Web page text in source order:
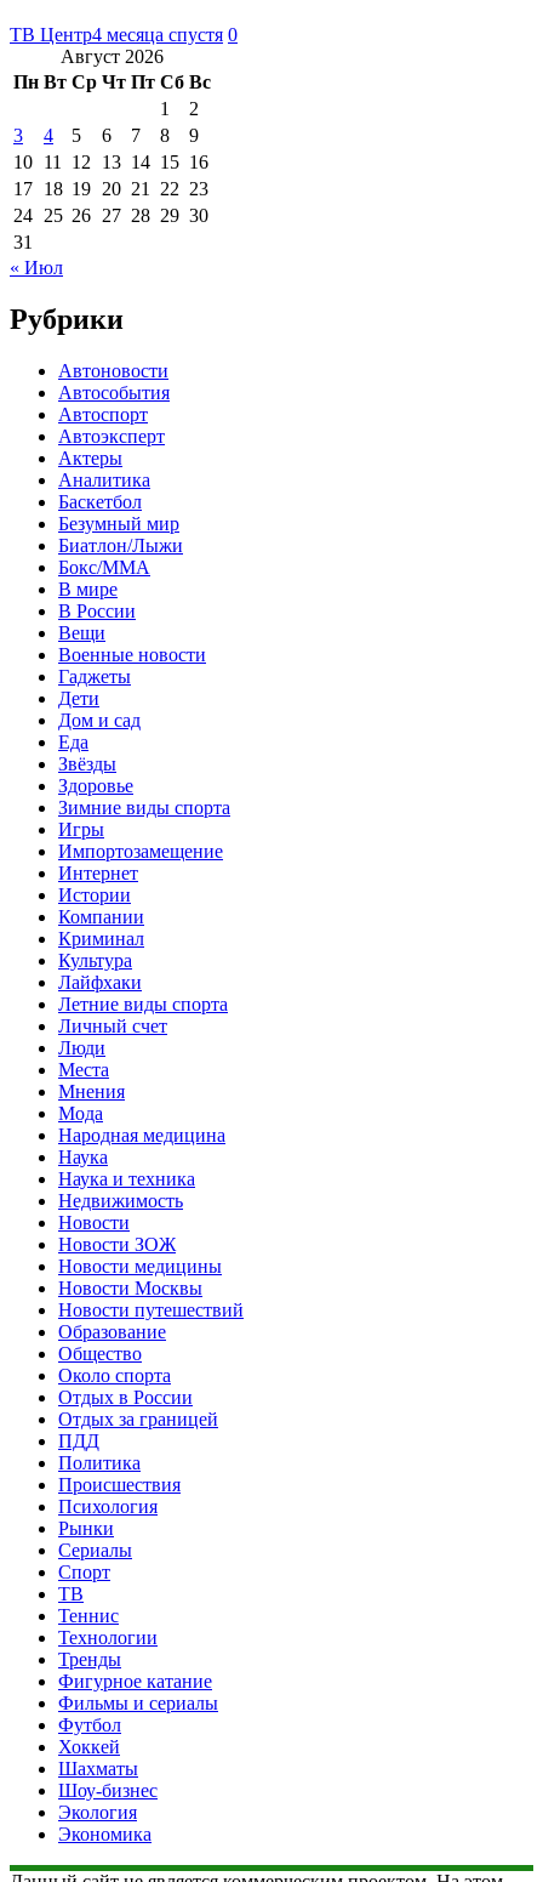
ТВ Центр4 месяца спустя 0
Август 2026
Пн Вт Ср Чт Пт Сб Вс
1
2
3
4 5 6 7 8
9
10 11 12 13 14 15 16
17 18 19 20 21 22 23
24 25 26 27 28 29 30
31
« Июл
Рубрики
Автоновости
Автособытия
Автоспорт
Автоэксперт
Актеры
Аналитика
Баскетбол
Безумный мир
Биатлон/Лыжи
Бокс/MMA
В мире
В России
Вещи
Военные новости
Гаджеты
Дети
Дом и сад
Еда
Звёзды
Здоровье
Зимние виды спорта
Игры
Импортозамещение
Интернет
Истории
Компании
Криминал
Культура
Лайфхаки
Летние виды спорта
Личный счет
Люди
Места
Мнения
Мода
Народная медицина
Наука
Наука и техника
Недвижимость
Новости
Новости ЗОЖ
Новости медицины
Новости Москвы
Новости путешествий
Образование
Общество
Около спорта
Отдых в России
Отдых за границей
ПДД
Политика
Происшествия
Психология
Рынки
Сериалы
Спорт
ТВ
Теннис
Технологии
Тренды
Фигурное катание
Фильмы и сериалы
Футбол
Хоккей
Шахматы
Шоу-бизнес
Экология
Экономика